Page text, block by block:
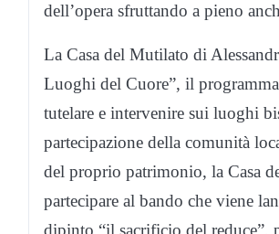
dell’opera sfruttando a pieno
La Casa del Mutilato di
Luoghi del Cuore”, il
tutelare e intervenire sui luoghi
partecipazione della comunità
del proprio patrimonio, la Casa
partecipare al bando che viene